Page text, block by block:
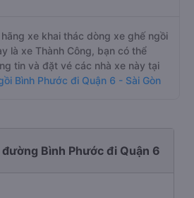
xe khai thác dòng xe ghế ngồi
là xe Thành Công, bạn có thể
tin và đặt vé các nhà xe này tại
Bình Phước đi Quận 6 - Sài Gòn
Bình Phước đi Quận 6